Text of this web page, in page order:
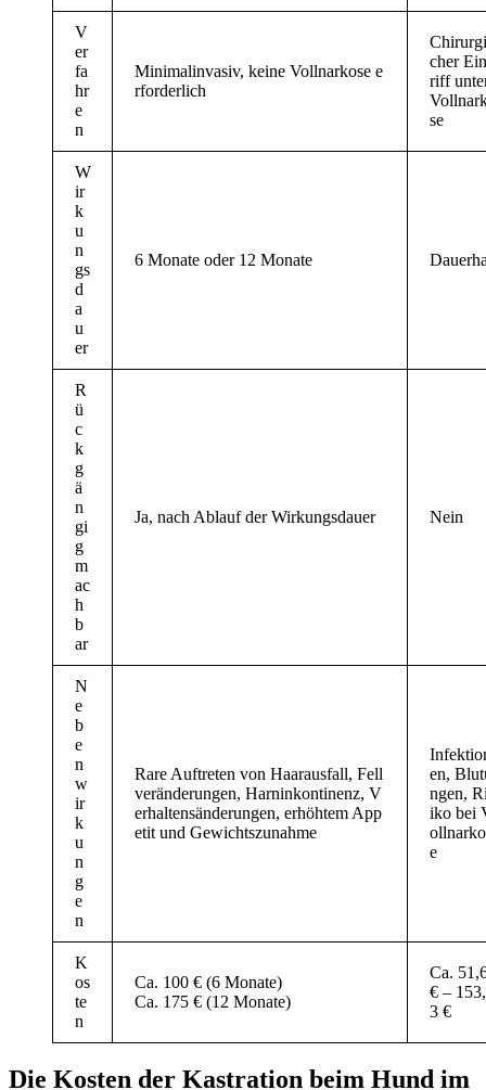
V
er
fa
hr
e
n
Minimalinvasiv, keine Vollnarkose e
rforderlich
cher
riff
se
W
ir
k
u
n
gs
d
a
u
er
6 Monate oder 12 Monate
R
ü
c
k
g
ä
n
gi
g
m
ac
h
b
ar
Ja, nach Ablauf der Wirkungsdauer Nein
N
e
b
e
n
w
ir
k
u
n
g
e
n
Rare Auftreten von Haarausfall, Fell
veränderungen, Harninkontinenz, V
erhaltensänderungen, erhöhtem App
etit und Gewichtszunahme
en,
ngen,
iko bei
e
K
os
te
n
Ca. 100 € (6 Monate)
Ca. 175 € (12 Monate)
Ca.
€ –
3 €
Die Kosten der Kastration beim Hund im